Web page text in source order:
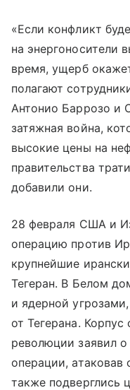
«Если конфликт
на энергоносители
время, ущерб
полагают
Антонио Баррозо и
затяжная война,
высокие цены на
правительства
добавили они.
28 февраля США и
операцию против
крупнейшие
Тегеран. В Белом
и ядерной
от Тегерана.
революции заявил
операции,
также подверглись